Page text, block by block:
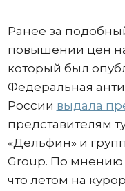
Ранее за
повышении цен
который был
Федеральная
России выдала
представителям
«Дельфин» и
Group. По мнению
что летом на